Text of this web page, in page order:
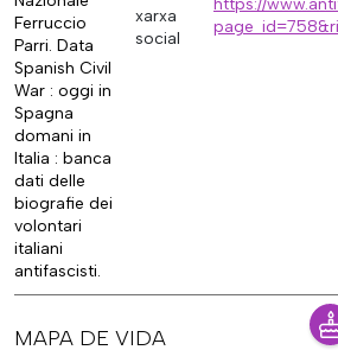
Ferruccio
Parri. Data
Spanish Civil
War : oggi in
Spagna
domani in
Italia : banca
dati delle
biografie dei
volontari
italiani
antifascisti.
xarxa
social
https://
MAPA DE VIDA